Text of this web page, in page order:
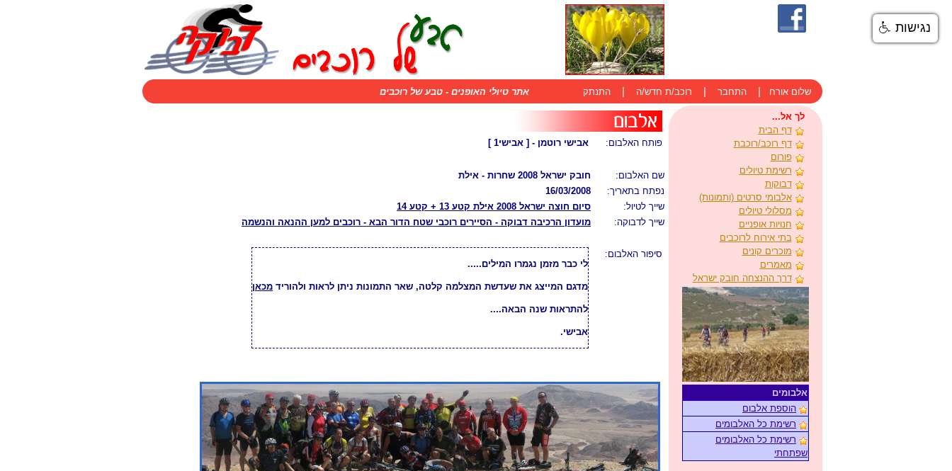
שלום אורח | התחבר | רוכב/ת חדש/ה | התנתק אתר טיולי האופנים - טבע של רוכבים
לך אל...
דף הבית
דף רוכב/רוכבת
פורום
רשימת טיולים
דבוקות
אלבומי סרטים (ותמונות)
מסלולי טיולים
חנויות אופניים
בתי אירוח לרוכבים
מוכרים קונים
מאמרים
דרך ההנצחה חובק ישראל
אלבומים
הוספת אלבום
רשימת כל האלבומים
רשימת כל האלבומים
שפתחתי
פותח האלבום: אבישי רוטמן - [ אבישי1 ]
שם האלבום:
חובק ישראל 2008 שחרות - אילת
נפתח בתאריך:
16/03/2008
שייך לטיול:
סיום חוצה ישראל 2008 אילת קטע 13 + קטע 14
שייך לדבוקה:
מועדון הרכיבה דבוקה - הסיירים רוכבי שטח הדור הבא - רוכבים למען ההנאה והנשמה
סיפור האלבום:
לי כבר מזמן נגמרו המילים.....
מדגם המייצג את שעדשת המצלמה קלטה, שאר התמונות ניתן לראות ולהוריד מכאן
להתראות שנה הבאה....
אבישי.
נגישות